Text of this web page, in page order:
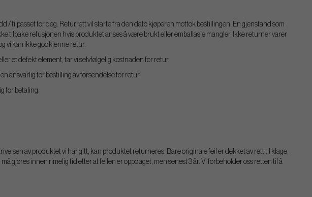
tilpasset for deg. Returrett vil starte fra den dato kjøperen mottok bestillingen. En gjenstand som
tilbake refusjonen hvis produktet anses å være brukt eller emballasje mangler. Ikke returner varer
vi kan ikke godkjenne retur.
et defekt element, tar vi selvfølgelig kostnaden for retur.
ansvarlig for bestilling av forsendelse for retur.
for betaling.
av produktet vi har gitt, kan produktet returneres. Bare originale feil er dekket av rett til klage,
gjøres innen rimelig tid etter at feilen er oppdaget, men senest 3 år. Vi forbeholder oss retten til å